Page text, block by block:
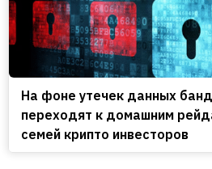
На фоне утечек данных
переходят к домашним
семей крипто инвесторов